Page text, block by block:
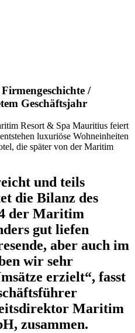
/
Geschäftsjahr
Resort & Spa Mauritius feiert
luxuriöse Wohneinheiten
die später von der Maritim
und teils
die Bilanz des
der Maritim
gut liefen
aber auch im
wir sehr
erzielt“, fasst
Maritim
zusammen.